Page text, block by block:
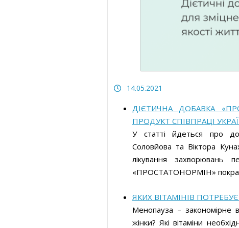
Статті про товари та послуги
Статті про вимірювальні
Відеоновини
14.05.2021
ДІЄТИЧНА ДОБАВКА
ПРОДУКТ СПІВПРАЦІ
У статті йдеться про
Соловйова та Віктора
лікування захворювань
«ПРОСТАТОНОРМІН»
ЯКИХ ВІТАМІНІВ
Менопауза – закономірне
жінки? Які вітаміни